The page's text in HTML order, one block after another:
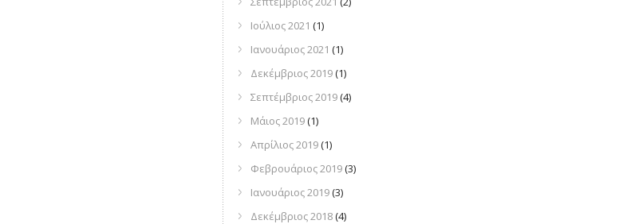
Ιούλιος 2021 (1)
Ιανουάριος 2021 (1)
Δεκέμβριος 2019(1)
Σεπτέμβριος 2019(4)
Μάιος 2019(1)
Απρίλιος 2019(1)
Φεβρουάριος 2019(3)
Ιανουάριος 2019(3)
Δεκέμβριος 2018(4)